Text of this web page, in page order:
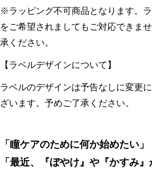
※ラッピング不可商品となります。
をご希望されましてもご対応できま
承ください。
【ラベルデザインについて】
ラベルのデザインは予告なしに変更
ざいます。予めご了承ください。
「瞳ケアのために何か始めたい」
「最近、『ぼやけ』や『かすみ』